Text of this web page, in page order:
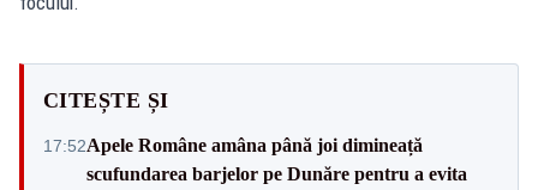
CITEȘTE ȘI
17:52Apele Române amâna până joi dimineață
scufundarea barjelor pe Dunăre pentru a evita